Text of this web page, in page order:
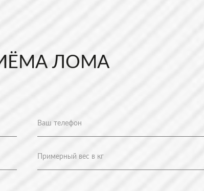
ЛОМА